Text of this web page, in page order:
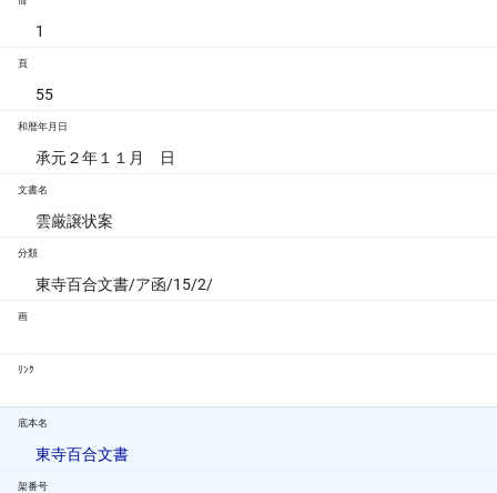
1
頁
55
和暦年月日
承元２年１１月 日
文書名
雲厳譲状案
分類
東寺百合文書/ア函/15/2/
画
ﾘﾝｸ
底本名
東寺百合文書
架番号